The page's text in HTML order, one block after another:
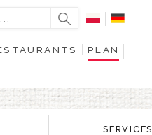
PLAN
SERVICES